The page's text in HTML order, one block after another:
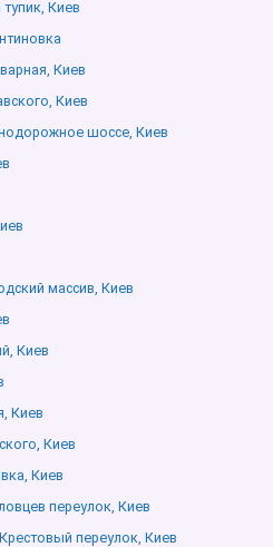
Киев
Киев
Киев
шоссе, Киев
массив, Киев
Киев
Киев
Киев
Киев
переулок, Киев
переулок, Киев